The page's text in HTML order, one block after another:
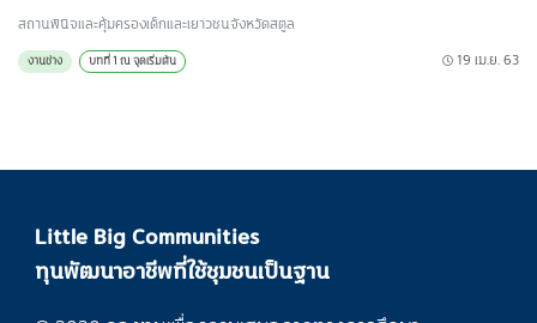
สถานพินิจและคุ้มครองเด็กและเยาวชนจังหวัดสตูล
งานช่าง บทที่ 1 ณ จุดเริ่มต้น 19 เม.ย. 63
Little Big Communities
ทุนพัฒนาอาชีพที่ใช้ชุมชนเป็นฐาน